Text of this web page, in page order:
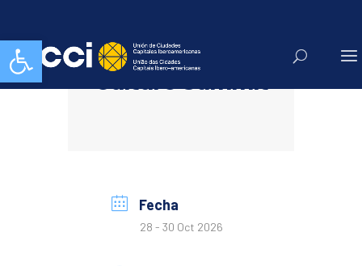
Abrir barra de herramientasWorld Cities
Culture Summit
Fecha
28 - 30 Oct 2026